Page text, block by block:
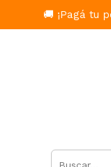
🚚 ¡Pagá tu